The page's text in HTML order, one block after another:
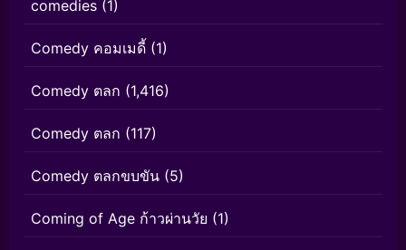
comedies (1)
Comedy คอมเมดี้ (1)
Comedy ตลก (1,416)
Comedy ตลก (117)
Comedy ตลกขบขัน (5)
Coming of Age ก้าวผ่านวัย (1)